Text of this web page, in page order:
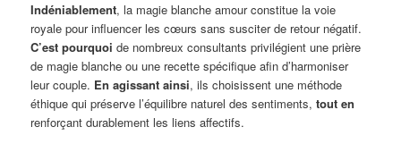
Indéniablement, la magie blanche amour constitue la voie
royale pour influencer les cœurs sans susciter de retour négatif.
C’est pourquoi de nombreux consultants privilégient une prière
de magie blanche ou une recette spécifique afin d’harmoniser
leur couple. En agissant ainsi, ils choisissent une méthode
éthique qui préserve l’équilibre naturel des sentiments,tout en
renforçant durablement les liens affectifs.